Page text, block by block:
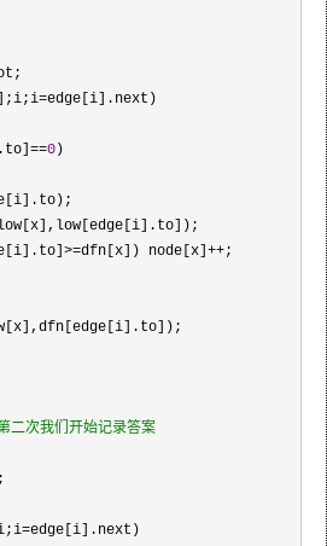
edge[i].next)
0 )
node[x]++;
二次我们开始记录答案
edge[i].next)